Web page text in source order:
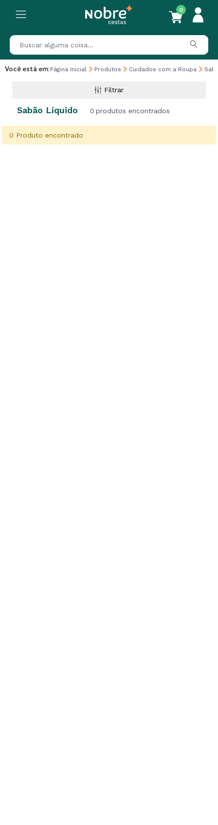
0
Você está em:Página Inicial Produtos Cuidados com a Roupa
Filtrar
Sabão Líquido 0 produtos encontrados
0 Produto encontrado